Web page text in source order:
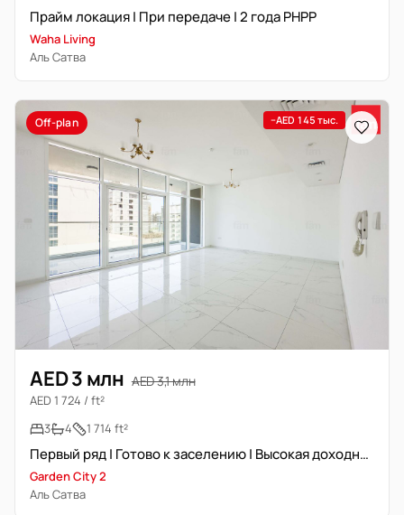
Прайм локация | При передаче | 2 года PHPP
Waha Living
Аль Сатва
Off-plan −AED 145 тыс.
AED 3 млн AED 3,1 млн
AED 1 724 / ft²
3
4 1 714 ft²
Первый ряд | Готово к заселению | Высокая доходность
Garden City 2
Аль Сатва